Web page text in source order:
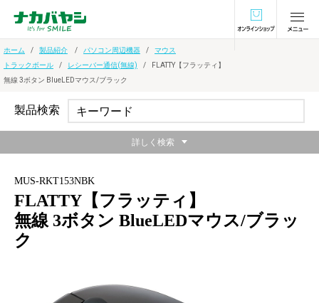
オンラインショ
ホーム 製品紹介 パソコン周辺機器
マウス
トラックボール
レシーバー通信(無線)
FLATTY【フラッティ】
無線 3ボタン BlueLEDマウス/ブラック
MUS-RKT153NBK
FLATTY【フラッティ】
無線 3ボタン BlueLEDマウス/ブラッ
ク
製品検索
詳しく検索